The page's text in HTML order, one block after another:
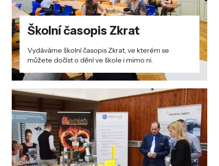
Školní časopis Zkrat
Vydáváme školní časopis Zkrat, ve kterém se
můžete dočíst o dění ve škole i mimo ni.